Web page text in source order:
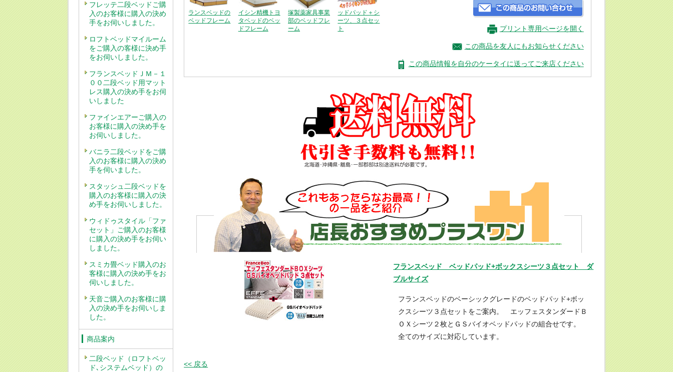
フレッテ二段ベッドご購
入のお客様に購入の決め
手をお伺いしました。
ロフトベッドマイルーム
をご購入の客様に決め手
をお伺いしました。
フランスベッドＪＭ－１
００二段ベッド用マット
レス購入の決め手をお伺
いしました
ファインエアーご購入の
お客様に購入の決め手を
お伺いしました。
バニラ二段ベッドをご購
入のお客様に購入の決め
手を伺いました。
スタッシュ二段ベッドを
購入のお客様に購入の決
め手をお伺いしました。
ウィドゥスタイル「ファ
セット」ご購入のお客様
に購入の決め手をお伺い
しました。
スミカ畳ベッド購入のお
客様に購入の決め手をお
伺いしました。
天音ご購入のお客様に購
入の決め手をお伺いしま
した。
商品案内
二段ベッド（ロフトベッ
ド､システムベッド）の
ランスベッドの
ベッドフレーム
イシン精機トヨ
タベッドのベッ
ドフレーム
塚製薬家具事業
部のベッドフレ
ーム
ッドパッド＋シ
ーツ、３点セッ
ト
プリント専用ページを開く
この商品を友人にもお知らせください
この商品情報を自分のケータイに送ってご来店ください
フランスベッド ベッドパッド+ボックスシーツ３点セット ダ
ブルサイズ
フランスベッドのベーシックグレードのベッドパッド+ボッ
クスシーツ３点セットをご案内。 エッフェスタンダードＢ
ＯＸシーツ２枚とＧＳバイオベッドパッドの組合せです。
全てのサイズに対応しています。
<< 戻る